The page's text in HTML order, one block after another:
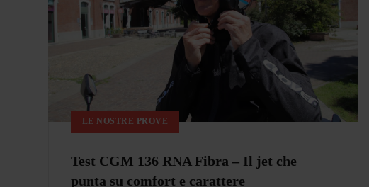
LE NOSTRE PROVE
Test CGM 136 RNA Fibra – Il jet che
punta su comfort e carattere